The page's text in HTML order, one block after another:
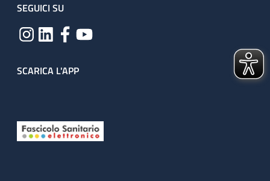
SEGUICI SU
SCARICA L'APP